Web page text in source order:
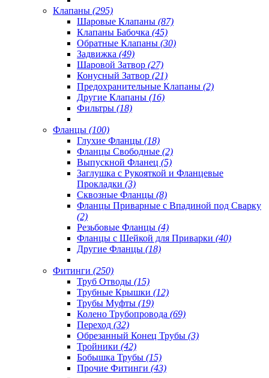
Клапаны (295)
Шаровые Клапаны (87)
Клапаны Бабочка (45)
Обратные Клапаны (30)
Задвижка (49)
Шаровой Затвор (27)
Конусный Затвор (21)
Предохранительные Клапаны (2)
Другие Клапаны (16)
Фильтры (18)
Фланцы (100)
Глухие Фланцы (18)
Фланцы Свободные (2)
Выпускной Фланец (5)
Заглушка с Рукояткой и Фланцевые
Прокладки (3)
Сквозные Фланцы (8)
Фланцы Приварные с Впадиной под Сварку
(2)
Резьбовые Фланцы (4)
Фланцы с Шейкой для Приварки (40)
Другие Фланцы (18)
Фитинги (250)
Труб Отводы (15)
Трубные Крышки (12)
Трубы Муфты (19)
Колено Трубопровода (69)
Переход (32)
Обрезанный Конец Трубы (3)
Тройники (42)
Бобышка Трубы (15)
Прочие Фитинги (43)